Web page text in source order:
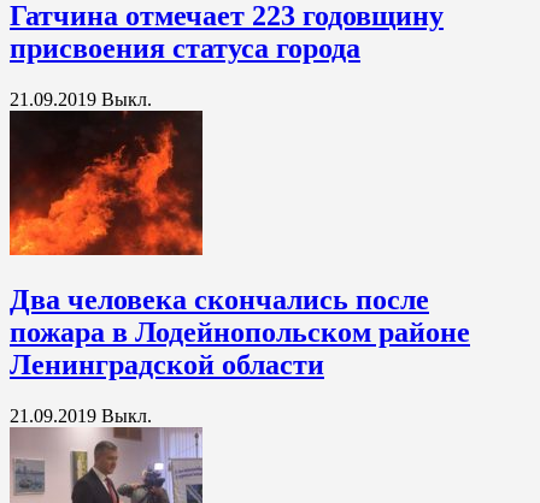
Гатчина отмечает 223 годовщину
присвоения статуса города
21.09.2019 Выкл.
Два человека скончались после
пожара в Лодейнопольском районе
Ленинградской области
21.09.2019 Выкл.